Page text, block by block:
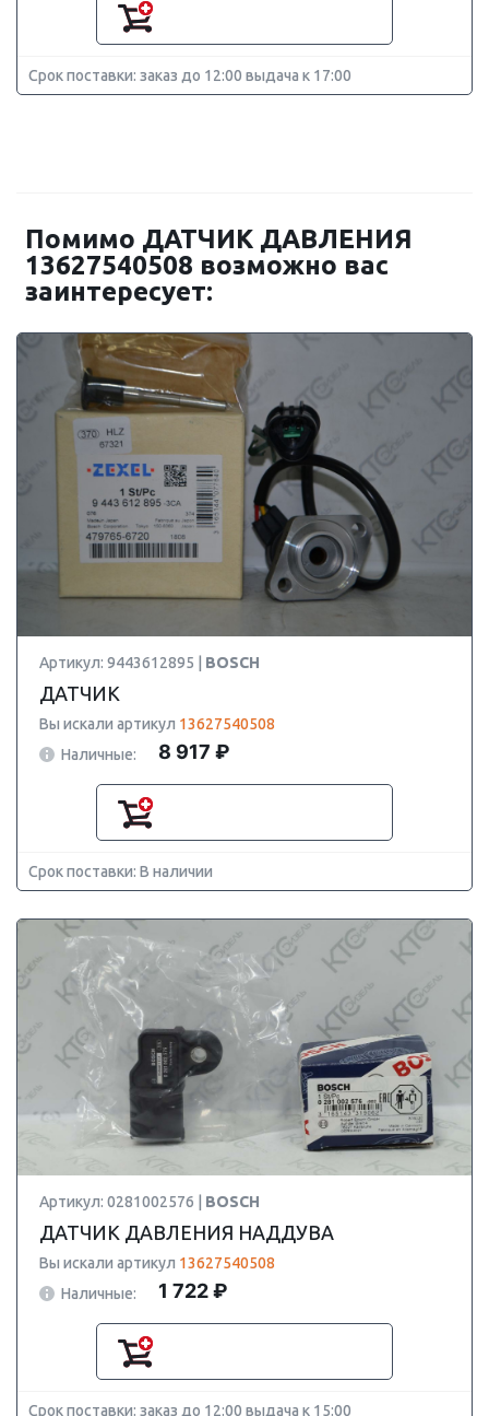
Срок поставки: заказ до 12:00 выдача к 17:00
Помимо ДАТЧИК ДАВЛЕНИЯ
13627540508 возможно вас
заинтересует:
Артикул: 9443612895 | BOSCH
ДАТЧИК
Вы искали артикул 13627540508
Наличные:
8 917 ₽
Срок поставки: В наличии
Артикул: 0281002576 | BOSCH
ДАТЧИК ДАВЛЕНИЯ НАДДУВА
Вы искали артикул 13627540508
Наличные:
1 722 ₽
Срок поставки: заказ до 12:00 выдача к 15:00